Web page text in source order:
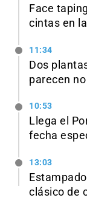
Face
cintas en
11:34
Dos
parecen
10:53
Llega el
fecha
13:03
clásico de